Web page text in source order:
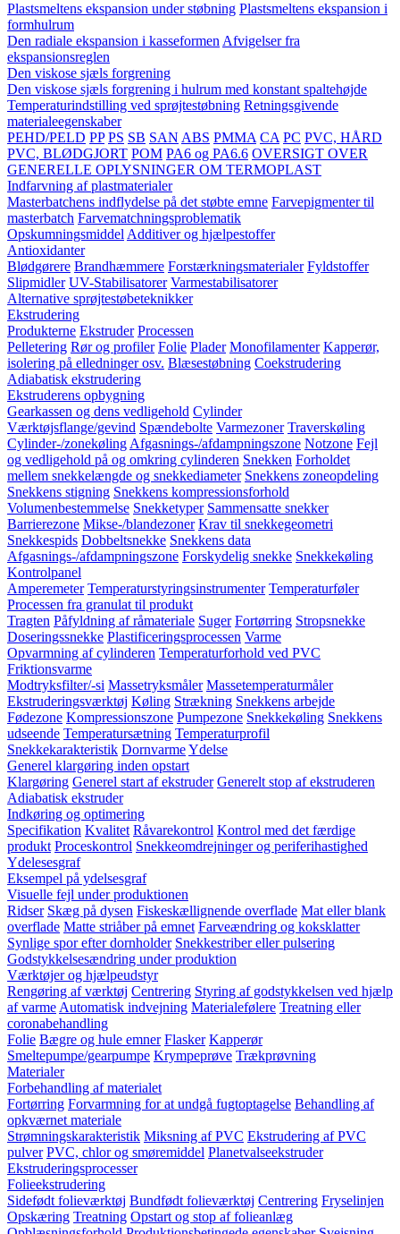
Plastsmeltens ekspansion under støbning Plastsmeltens ekspansion i
formhulrum
Den radiale ekspansion i kasseformen Afvigelser fra
ekspansionsreglen
Den viskose sjæls forgrening
Den viskose sjæls forgrening i hulrum med konstant spaltehøjde
Temperaturindstilling ved sprøjtestøbning Retningsgivende
materialeegenskaber
PEHD/PELD PP PS SB SAN ABS PMMA CA PC PVC, HÅRD
PVC, BLØDGJORT POM PA6 og PA6.6 OVERSIGT OVER
GENERELLE OPLYSNINGER OM TERMOPLAST
Indfarvning af plastmaterialer
Masterbatchens indflydelse på det støbte emne Farvepigmenter til
masterbatch Farvematchningsproblematik
Opskumningsmiddel Additiver og hjælpestoffer
Antioxidanter
Blødgørere Brandhæmmere Forstærkningsmaterialer Fyldstoffer
Slipmidler UV-Stabilisatorer Varmestabilisatorer
Alternative sprøjtestøbeteknikker
Ekstrudering
Produkterne Ekstruder Processen
Pelletering Rør og profiler Folie Plader Monofilamenter Kapperør,
isolering på elledninger osv. Blæsestøbning Coekstrudering
Adiabatisk ekstrudering
Ekstruderens opbygning
Gearkassen og dens vedligehold Cylinder
Værktøjsflange/gevind Spændebolte Varmezoner Traverskøling
Cylinder-/zonekøling Afgasnings-/afdampningszone Notzone Fejl
og vedligehold på og omkring cylinderen Snekken Forholdet
mellem snekkelængde og snekkediameter Snekkens zoneopdeling
Snekkens stigning Snekkens kompressionsforhold
Volumenbestemmelse Snekketyper Sammensatte snekker
Barrierezone Mikse-/blandezoner Krav til snekkegeometri
Snekkespids Dobbeltsnekke Snekkens data
Afgasnings-/afdampningszone Forskydelig snekke Snekkekøling
Kontrolpanel
Amperemeter Temperaturstyringsinstrumenter Temperaturføler
Processen fra granulat til produkt
Tragten Påfyldning af råmateriale Suger Fortørring Stropsnekke
Doseringssnekke Plastificeringsprocessen Varme
Opvarmning af cylinderen Temperaturforhold ved PVC
Friktionsvarme
Modtryksfilter/-si Massetryksmåler Massetemperaturmåler
Ekstruderingsværktøj Køling Strækning Snekkens arbejde
Fødezone Kompressionszone Pumpezone Snekkekøling Snekkens
udseende Temperatursætning Temperaturprofil
Snekkekarakteristik DornvarmeYdelse
Generel klargøring inden opstart
Klargøring Generel start af ekstruder Generelt stop af ekstruderen
Adiabatisk ekstruder
Indkøring og optimering
Specifikation Kvalitet Råvarekontrol Kontrol med det færdige
produkt Proceskontrol Snekkeomdrejninger og periferihastighed
Ydelesesgraf
Eksempel på ydelsesgraf
Visuelle fejl under produktionen
Ridser Skæg på dysen Fiskeskællignende overflade Mat eller blank
overflade Matte striåber på emnet Farveændring og koksklatter
Synlige spor efter dornholder Snekkestriber eller pulsering
Godstykkelsesændring under produktion
Værktøjer og hjælpeudstyr
Rengøring af værktøj Centrering Styring af godstykkelsen ved hjælp
af varme Automatisk indvejning Materialefølere Treatning eller
coronabehandling
Folie Bægre og hule emner Flasker Kapperør
Smeltepumpe/gearpumpe Krympeprøve Trækprøvning
Materialer
Forbehandling af materialet
Fortørring Forvarmning for at undgå fugtoptagelse Behandling af
opkværnet materiale
Strømningskarakteristik Miksning af PVC Ekstrudering af PVC
pulver PVC, chlor og smøremiddel Planetvalseekstruder
Ekstruderingsprocesser
Folieekstrudering
Sidefødt folieværktøj Bundfødt folieværktøj Centrering Fryselinjen
Opskæring Treatning Opstart og stop af folieanlæg